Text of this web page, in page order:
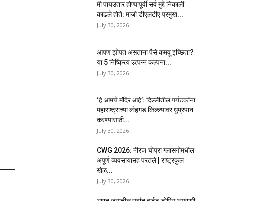
मी पायउतार होण्यापूर्वी सर्व मुद्दे निकाली
काढले होते: माजी डीएलटीए प्रमुख...
July 30, 2026
आपण झोपत असताना पैसे कमवू इच्छिता?
या 5 निष्क्रिय उत्पन्न कल्पना...
July 30, 2026
‘हे आमचे मंदिर आहे’: दिल्लीतील पर्यटकांना
महाराष्ट्राच्या लोहगड किल्ल्यावर धुम्रपान
करण्यासाठी...
July 30, 2026
CWG 2026: नीरज चोप्रा ग्लासगोमधील
अपूर्ण व्यवसायासह परतले | राष्ट्रकुल
खेळ...
July 30, 2026